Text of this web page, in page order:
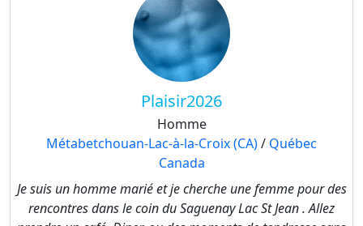
Plaisir2026
Homme
Métabetchouan-Lac-à-la-Croix (CA)/ Québec
Canada
Je suis un homme marié et je cherche une femme pour des
rencontres dans le coin du Saguenay Lac St Jean . Allez